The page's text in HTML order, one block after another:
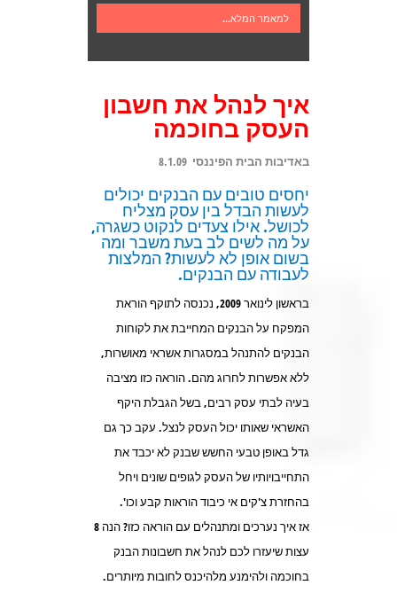
למאמר המלא...
איך לנהל את חשבון
העסק בחוכמה
באדיבות הבית הפיננסי 8.1.09
יחסים טובים עם הבנקים יכולים
לעשות הבדל בין עסק מצליח
לכושל. אילו צעדים לנקוט כשגרה,
על מה לשים לב בעת משבר ומה
בשום אופן לא לעשות? המלצות
לעבודה עם הבנקים.
בראשון לינואר 2009, נכנסה לתוקף הוראת
המפקח על הבנקים המחייבת את לקוחות
הבנקים להתנהל במסגרות אשראי מאושרות,
ללא אפשרות לחרוג מהם. הוראה כזו מציבה
בעיה לבתי עסק רבים, בשל הגבלת היקף
האשראי שאותו יכול העסק לנצל. עקב כך גם
גדל באופן טבעי החשש שבנק לא יכבד את
התחייבויותיו של העסק לגופים שונים ויחל
בהחזרת צ'קים אי כיבוד הוראות קבע וכו'.
אז איך נערכים ומתנהלים עם הוראה כזו? הנה 8
עצות שיעזרו לכם לנהל את חשבונות הבנק
בחוכמה ולהימנע מלהיכנס לחובות מיותרים.